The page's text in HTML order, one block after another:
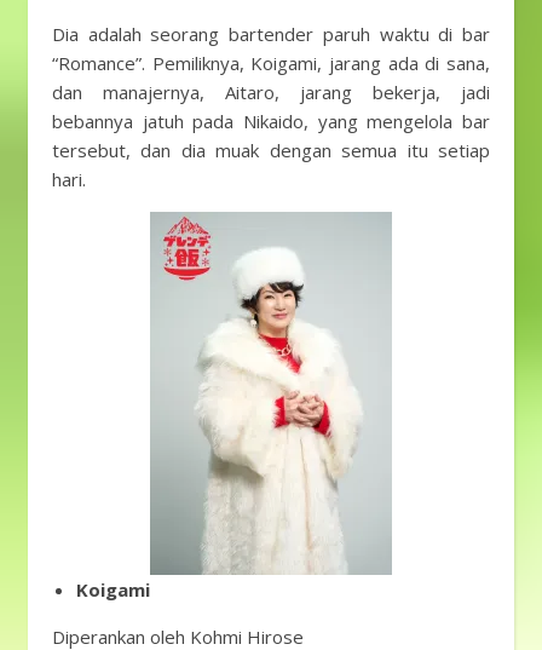
Dia adalah seorang bartender paruh waktu di bar
“Romance”. Pemiliknya, Koigami, jarang ada di sana,
dan manajernya, Aitaro, jarang bekerja, jadi
bebannya jatuh pada Nikaido, yang mengelola bar
tersebut, dan dia muak dengan semua itu setiap
hari.
Koigami
Diperankan oleh Kohmi Hirose